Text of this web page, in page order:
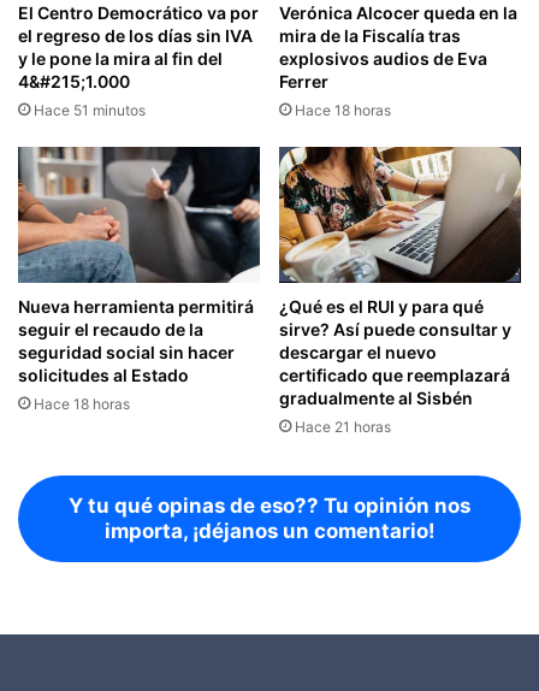
El Centro Democrático va por
el regreso de los días sin IVA
y le pone la mira al fin del
4&#215;1.000
Hace 51 minutos
Verónica Alcocer queda en la
mira de la Fiscalía tras
explosivos audios de Eva
Ferrer
Hace 18 horas
Nueva herramienta permitirá
seguir el recaudo de la
seguridad social sin hacer
solicitudes al Estado
Hace 18 horas
¿Qué es el RUI y para qué
sirve? Así puede consultar y
descargar el nuevo
certificado que reemplazará
gradualmente al Sisbén
Hace 21 horas
Y tu qué opinas de eso?? Tu opinión nos
importa, ¡déjanos un comentario!